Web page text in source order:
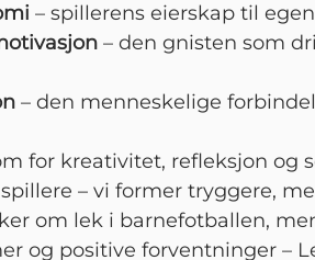
– spillerens eierskap til
– den gnisten som
– den menneskelige
for kreativitet, refleksjon og
– vi former tryggere,
om lek i barnefotballen,
og positive forventninger –